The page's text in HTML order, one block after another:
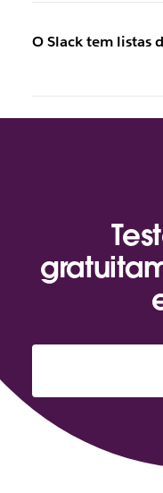
O Slack tem listas